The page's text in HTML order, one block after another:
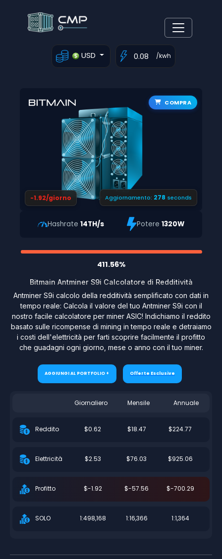
USD /kwh
COMPRA
-1.92/giorno Aggiornamento: 277 seconds
Hashrate 14TH/s Potere1320W
411.56%
Bitmain Antminer S9i Calcolatore di Redditività
Antminer S9i calcolo della redditività semplificato con dati in
tempo reale: Calcola il valore del tuo Antminer S9i con il
nostro facile calcolatore per miner ASIC! Indichiamo il reddito
basato sulle ricompense di mining in tempo reale e detraiamo
i costi dell'elettricità per farti scoprire facilmente il profitto
che guadagni ogni giorno, mese o anno con il tuo miner.
AGGIUNGI AL PORTFOLIO + Offerte Esclusive
Giornaliero Mensile Annuale
Reddito $0.62 $18.47 $224.77
Elettricità $2.53 $76.03 $925.06
Profitto $-1.92 $-57.56 $-700.29
SOLO 1:498,168 1:16,366 1:1,364